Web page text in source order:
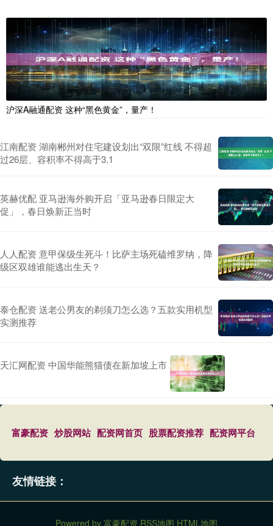
沪深A融通配资 这种“黑色黄金”，量产！
江南配资 湖南郴州对住宅建设划出“双限”红线 不得超
过26层、容积率不得高于3.1
英赫优配 亚马逊海外购开启「亚马逊春日限定大
促」，春日焕新正当时
人人配资 意甲保级生死斗！比萨主场死磕维罗纳，降
级区双雄谁能逃出生天？
泰仓配资 送老公男友的剃须刀怎么选？五款实用机型
实测推荐
天汇网配资 中国华能熊猫债在新加坡上市
富豪配资 炒股网站 配资网首页 股票配资推荐 配资网平台
友情链接：
Powered by 富豪配资 RSS地图 HTML地图